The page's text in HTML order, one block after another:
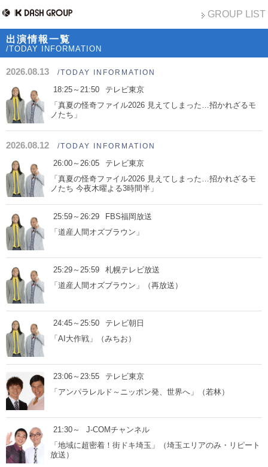
GROUP LIST
出演情報一覧
/TODAY INFORMATION
2026.08.13 /TODAY INFORMATION
18:25～21:50
テレビ東京
「真夏の怪奇ファイル2026 見えてしまった…招かれざるモ
ノたち」
2026.08.12 /TODAY INFORMATION
26:00～26:05
テレビ東京
「真夏の怪奇ファイル2026 見えてしまった…招かれざるモ
ノたち 今夜木曜よる3時間半」
25:59～26:29
FBS福岡放送
「道産人間オズブラウン」
25:29～25:59
札幌テレビ放送
「道産人間オズブラウン」（再放送）
24:45～25:50
テレビ朝日
「AI大作戦」（みちお）
23:06～23:55
テレビ東京
「アンパラレルド～ニッポン発、世界へ」（若林）
21:30～
J-COMチャンネル
「地域に超密着！街ドキ埼玉」（埼玉エリアのみ・リピート
放送）